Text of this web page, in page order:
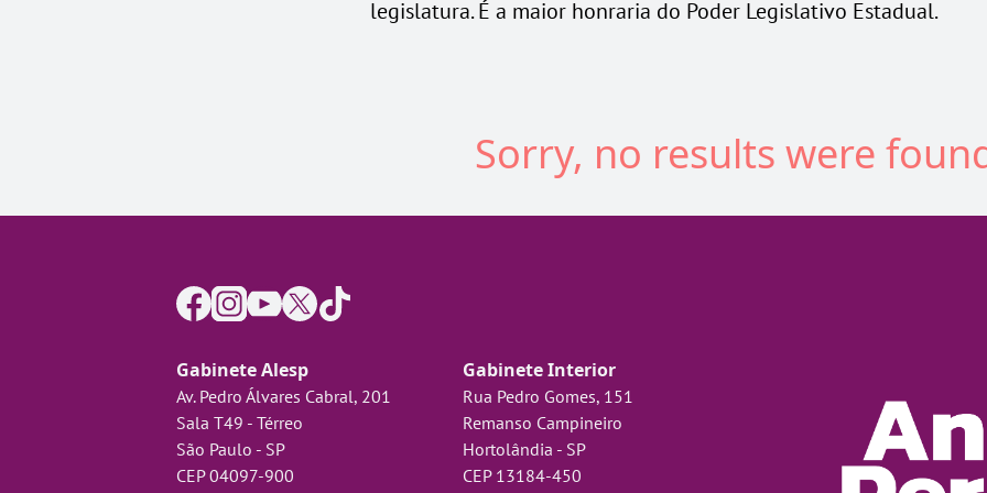
legislatura. É a maior honraria do Poder Legislativo Estadual.
Sorry, no results were
Gabinete Alesp
Av. Pedro Álvares Cabral, 201
Sala T49 - Térreo
São Paulo - SP
CEP 04097-900
Gabinete Interior
Rua Pedro Gomes, 151
Remanso Campineiro
Hortolândia - SP
CEP 13184-450